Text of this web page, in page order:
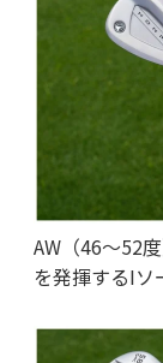
AW（46〜52
を発揮するIソ